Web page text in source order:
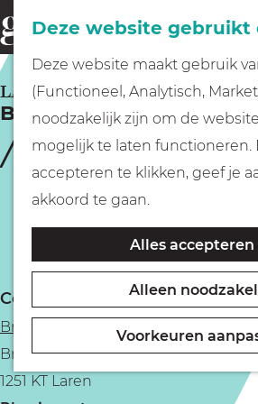
Deze website gebruikt
Deze website maakt gebruik
(Functioneel, Analytisch,
noodzakelijk zijn om de
mogelijk te laten functioneren.
accepteren te klikken, geef je
akkoord te gaan.
Alles accepteren
Alleen
Voorkeuren
G
a
n
a
o
m
e
p
Naar
o
e
k
e
n
Beeldenbos
LAREN
Contact
Brinkhuis Laren
Brink 29
1251 KT Laren